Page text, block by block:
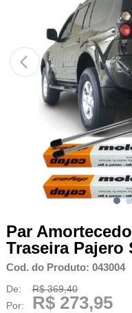
Par
Traseira Pajero
Cod. do Produto: 043004
De:
R$ 369,40
Por:
R$ 273,95